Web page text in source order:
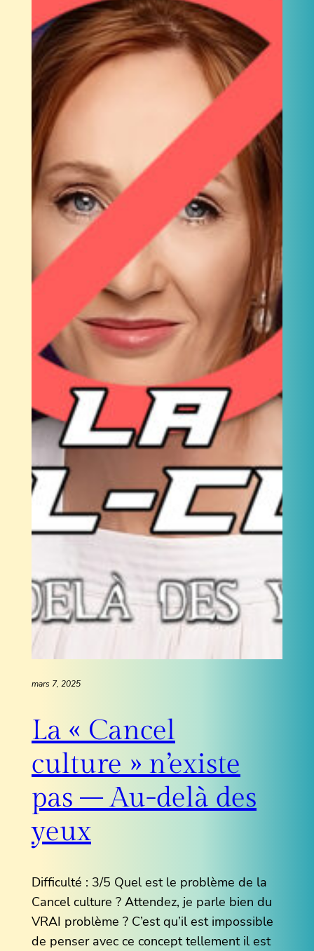
mars 7, 2025
La « Cancel
culture » n’existe
pas – Au-delà des
yeux
Difficulté : 3/5 Quel est le problème de la
Cancel culture ? Attendez, je parle bien du
VRAI problème ? C’est qu’il est impossible
de penser avec ce concept tellement il est